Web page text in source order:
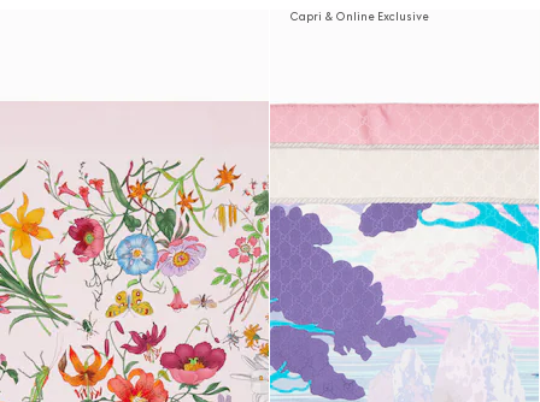
Capri & Online Exclusive